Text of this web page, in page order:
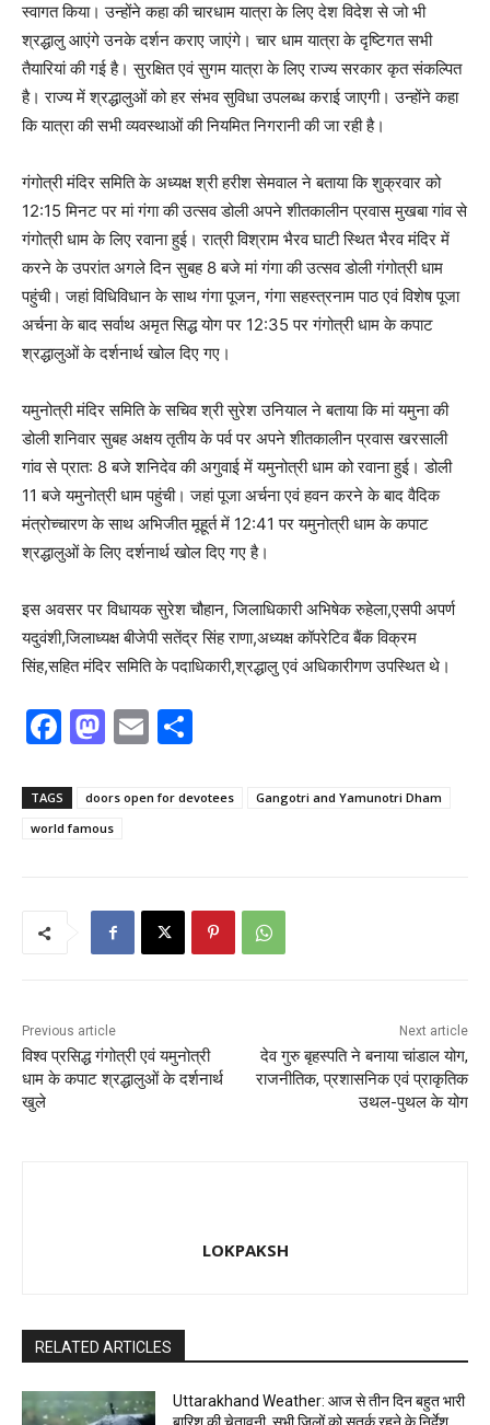
स्वागत किया। उन्होंने कहा की चारधाम यात्रा के लिए देश विदेश से जो भी
श्रद्धालु आएंगे उनके दर्शन कराए जाएंगे। चार धाम यात्रा के दृष्टिगत सभी
तैयारियां की गई है। सुरक्षित एवं सुगम यात्रा के लिए राज्य सरकार कृत संकल्पित
है। राज्य में श्रद्धालुओं को हर संभव सुविधा उपलब्ध कराई जाएगी। उन्होंने कहा
कि यात्रा की सभी व्यवस्थाओं की नियमित निगरानी की जा रही है।
गंगोत्री मंदिर समिति के अध्यक्ष श्री हरीश सेमवाल ने बताया कि शुक्रवार को
12:15 मिनट पर मां गंगा की उत्सव डोली अपने शीतकालीन प्रवास मुखबा गांव से
गंगोत्री धाम के लिए रवाना हुई। रात्री विश्राम भैरव घाटी स्थित भैरव मंदिर में
करने के उपरांत अगले दिन सुबह 8 बजे मां गंगा की उत्सव डोली गंगोत्री धाम
पहुंची। जहां विधिविधान के साथ गंगा पूजन, गंगा सहस्त्रनाम पाठ एवं विशेष पूजा
अर्चना के बाद सर्वाथ अमृत सिद्ध योग पर 12:35 पर गंगोत्री धाम के कपाट
श्रद्धालुओं के दर्शनार्थ खोल दिए गए।
यमुनोत्री मंदिर समिति के सचिव श्री सुरेश उनियाल ने बताया कि मां यमुना की
डोली शनिवार सुबह अक्षय तृतीय के पर्व पर अपने शीतकालीन प्रवास खरसाली
गांव से प्रात: 8 बजे शनिदेव की अगुवाई में यमुनोत्री धाम को रवाना हुई। डोली
11 बजे यमुनोत्री धाम पहुंची। जहां पूजा अर्चना एवं हवन करने के बाद वैदिक
मंत्रोच्चारण के साथ अभिजीत मूहूर्त में 12:41 पर यमुनोत्री धाम के कपाट
श्रद्धालुओं के लिए दर्शनार्थ खोल दिए गए है।
इस अवसर पर विधायक सुरेश चौहान, जिलाधिकारी अभिषेक रुहेला,एसपी अपर्ण
यदुवंशी,जिलाध्यक्ष बीजेपी सतेंद्र सिंह राणा,अध्यक्ष कॉपरेटिव बैंक विक्रम
सिंह,सहित मंदिर समिति के पदाधिकारी,श्रद्धालु एवं अधिकारीगण उपस्थित थे।
F
c
e
M
st
o
o
n
E
ai ar
TAGS doors open for devotees
Gangotri and Yamunotri Dham
world famous
Previous article
विश्व प्रसिद्ध गंगोत्री एवं यमुनोत्री
धाम के कपाट श्रद्धालुओं के दर्शनार्थ
खुले
Next article
देव गुरु बृहस्पति ने बनाया चांडाल योग,
राजनीतिक, प्रशासनिक एवं प्राकृतिक
उथल-पुथल के योग
LOKPAKSH
RELATED ARTICLES
Uttarakhand Weather: आज से तीन दिन बहुत भारी